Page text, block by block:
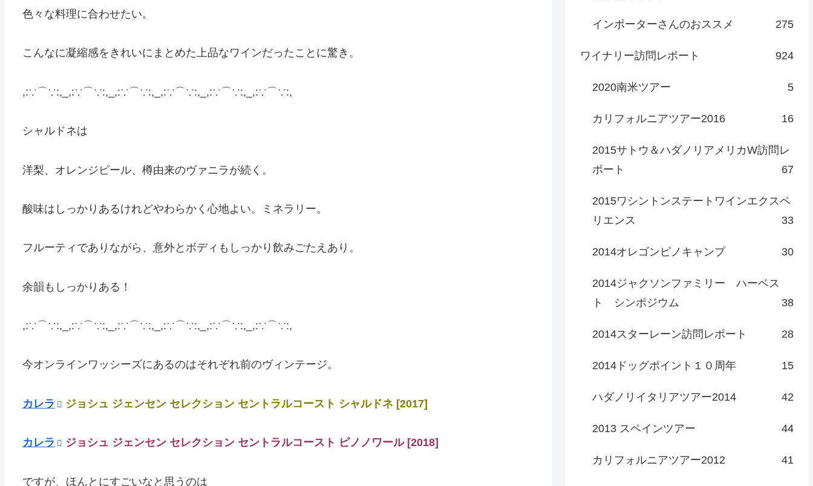
色々な料理に合わせたい。
こんなに凝縮感をきれいにまとめた上品なワインだったことに驚き。
,:∵⌒∵:,_,:∵⌒∵:,_,:∵⌒∵:,_,:∵⌒∵:,_,:∵⌒∵:,_,:∵⌒∵:,
シャルドネは
洋梨、オレンジピール、樽由来のヴァニラが続く。
酸味はしっかりあるけれどやわらかく心地よい。ミネラリー。
フルーティでありながら、意外とボディもしっかり飲みごたえあり。
余韻もしっかりある！
,:∵⌒∵:,_,:∵⌒∵:,_,:∵⌒∵:,_,:∵⌒∵:,_,:∵⌒∵:,_,:∵⌒∵:,
今オンラインワッシーズにあるのはそれぞれ前のヴィンテージ。
カレラ ジョシュ ジェンセン セレクション セントラルコースト シャルドネ [2017]
カレラ ジョシュ ジェンセン セレクション セントラルコースト ピノノワール [2018]
ですが、ほんとにすごいなと思うのは
インポーターさんのおススメ 275
ワイナリー訪問レポート 924
2020南米ツアー 5
カリフォルニアツアー2016 16
2015サトウ＆ハダノリアメリカW訪問レ
ポート
67
2015ワシントンステートワインエクスペ
リエンス
33
2014オレゴンピノキャンプ 30
2014ジャクソンファミリー ハーベス
ト シンポジウム
38
2014スターレーン訪問レポート 28
2014ドッグポイント１０周年 15
ハダノリイタリアツアー2014 42
2013 スペインツアー 44
カリフォルニアツアー2012 41